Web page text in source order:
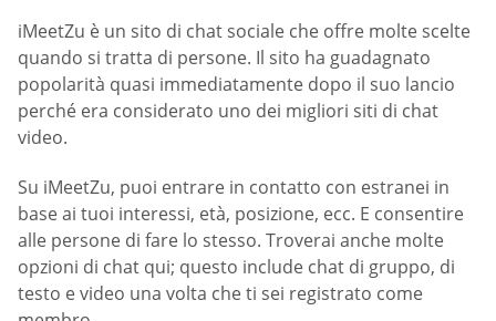
iMeetZu è un sito di chat sociale che offre molte scelte
quando si tratta di persone. Il sito ha guadagnato
popolarità quasi immediatamente dopo il suo lancio
perché era considerato uno dei migliori siti di chat
video.
Su iMeetZu, puoi entrare in contatto con estranei in
base ai tuoi interessi, età, posizione, ecc. E consentire
alle persone di fare lo stesso. Troverai anche molte
opzioni di chat qui; questo include chat di gruppo, di
testo e video una volta che ti sei registrato come